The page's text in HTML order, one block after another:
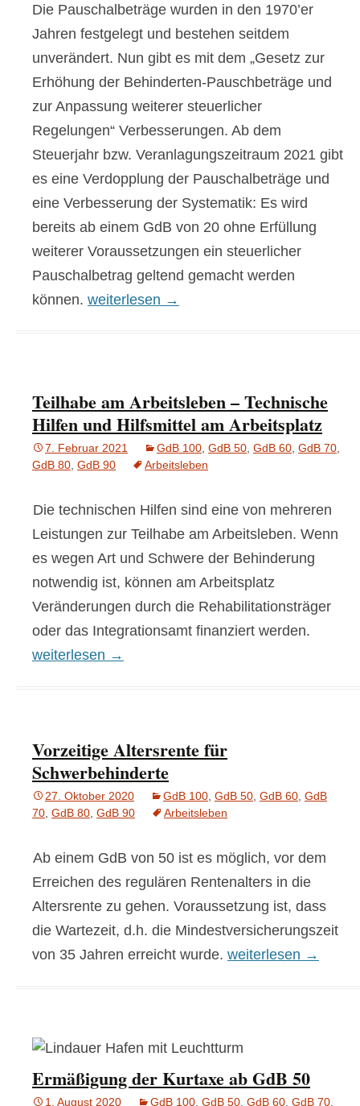
Die Pauschalbeträge wurden in den 1970’er
Jahren festgelegt und bestehen seitdem
unverändert. Nun gibt es mit dem „Gesetz zur
Erhöhung der Behinderten-Pauschbeträge und
zur Anpassung weiterer steuerlicher
Regelungen“ Verbesserungen. Ab dem
Steuerjahr bzw. Veranlagungszeitraum 2021 gibt
es eine Verdopplung der Pauschalbeträge und
eine Verbesserung der Systematik: Es wird
bereits ab einem GdB von 20 ohne Erfüllung
weiterer Voraussetzungen ein steuerlicher
Pauschalbetrag geltend gemacht werden
können. Steuer: Behindertenpauschbetrag,
weiterlesen →
Teilhabe am Arbeitsleben – Technische
Hilfen und Hilfsmittel am Arbeitsplatz
7. Februar 2021 GdB 100 GdB 50 GdB 60 GdB 70
GdB 80 GdB 90 Arbeitsleben
Die technischen Hilfen sind eine von mehreren
Leistungen zur Teilhabe am Arbeitsleben. Wenn
es wegen Art und Schwere der Behinderung
notwendig ist, können am Arbeitsplatz
Veränderungen durch die Rehabilitationsträger
oder das Integrationsamt finanziert werden.
Teilhabe am Arbeitsleben – Technische Hilfen und
weiterlesen →
Vorzeitige Altersrente für
Schwerbehinderte
27. Oktober 2020 GdB 100 GdB 50 GdB 60 GdB
70 GdB 80 GdB 90 Arbeitsleben
Ab einem GdB von 50 ist es möglich, vor dem
Erreichen des regulären Rentenalters in die
Altersrente zu gehen. Voraussetzung ist, dass
die Wartezeit, d.h. die Mindestversicherungszeit
von 35 Jahren erreicht wurde. Vorzeitige
weiterlesen →
Ermäßigung der Kurtaxe ab GdB 50
1. August 2020 GdB 100 GdB 50 GdB 60 GdB 70